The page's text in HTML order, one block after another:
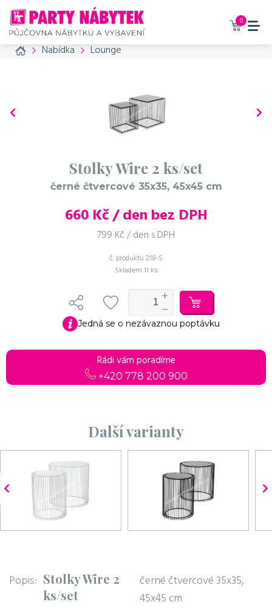
0
Home Nabídka Lounge
Stolky Wire 2 ks/set
černé čtvercové 35x35, 45x45 cm
660Kč / den bez DPH
799 Kč / den s DPH
č. produktu 218-S
Skladem 11 ks
Jedná se o nezávaznou poptávku
Rádi vám poradíme
+420 778 200 900
Další varianty
Popis: Stolky Wire 2
ks/set
černé čtvercové 35x35,
45x45 cm